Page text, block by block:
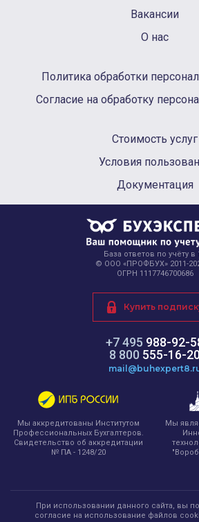
Вакансии
О нас
Политика обработки
Согласие на обработку
Стоимость услуг
Условия
Документация
База ответов по учёту в
© ООО «ПРОФБУХ» 2011-
ОГРН 1117746700686
+7 495 988-92-
8 800 555-16-
Купить
Мы аккредитованы Институтом
Профессиональных Бухгалтеров.
Свидетельство об аккредитации
№ ПА - 1248/20
Мы
При использовании данного сайта, вы
согласие на использование файлов